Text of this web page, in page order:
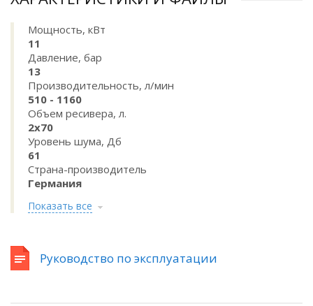
Мощность, кВт
11
Давление, бар
13
Производительность, л/мин
510 - 1160
Объем ресивера, л.
2х70
Уровень шума, Дб
61
Страна-производитель
Германия
Показать все
Руководство по эксплуатации